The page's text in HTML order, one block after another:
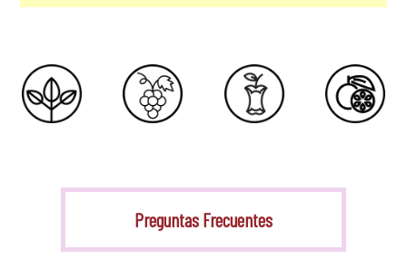
Preguntas Frecuentes